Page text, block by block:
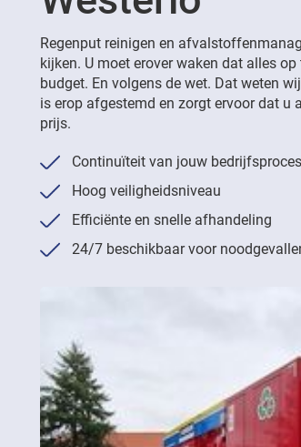
Regenput reinigen en
kijken. U moet erover waken dat alles
budget. En volgens de wet. Dat weten
is erop afgestemd en zorgt ervoor dat u
prijs.
Continuïteit van jouw bedrijfsproces
Hoog veiligheidsniveau
Efficiënte en snelle afhandeling
24/7 beschikbaar voor